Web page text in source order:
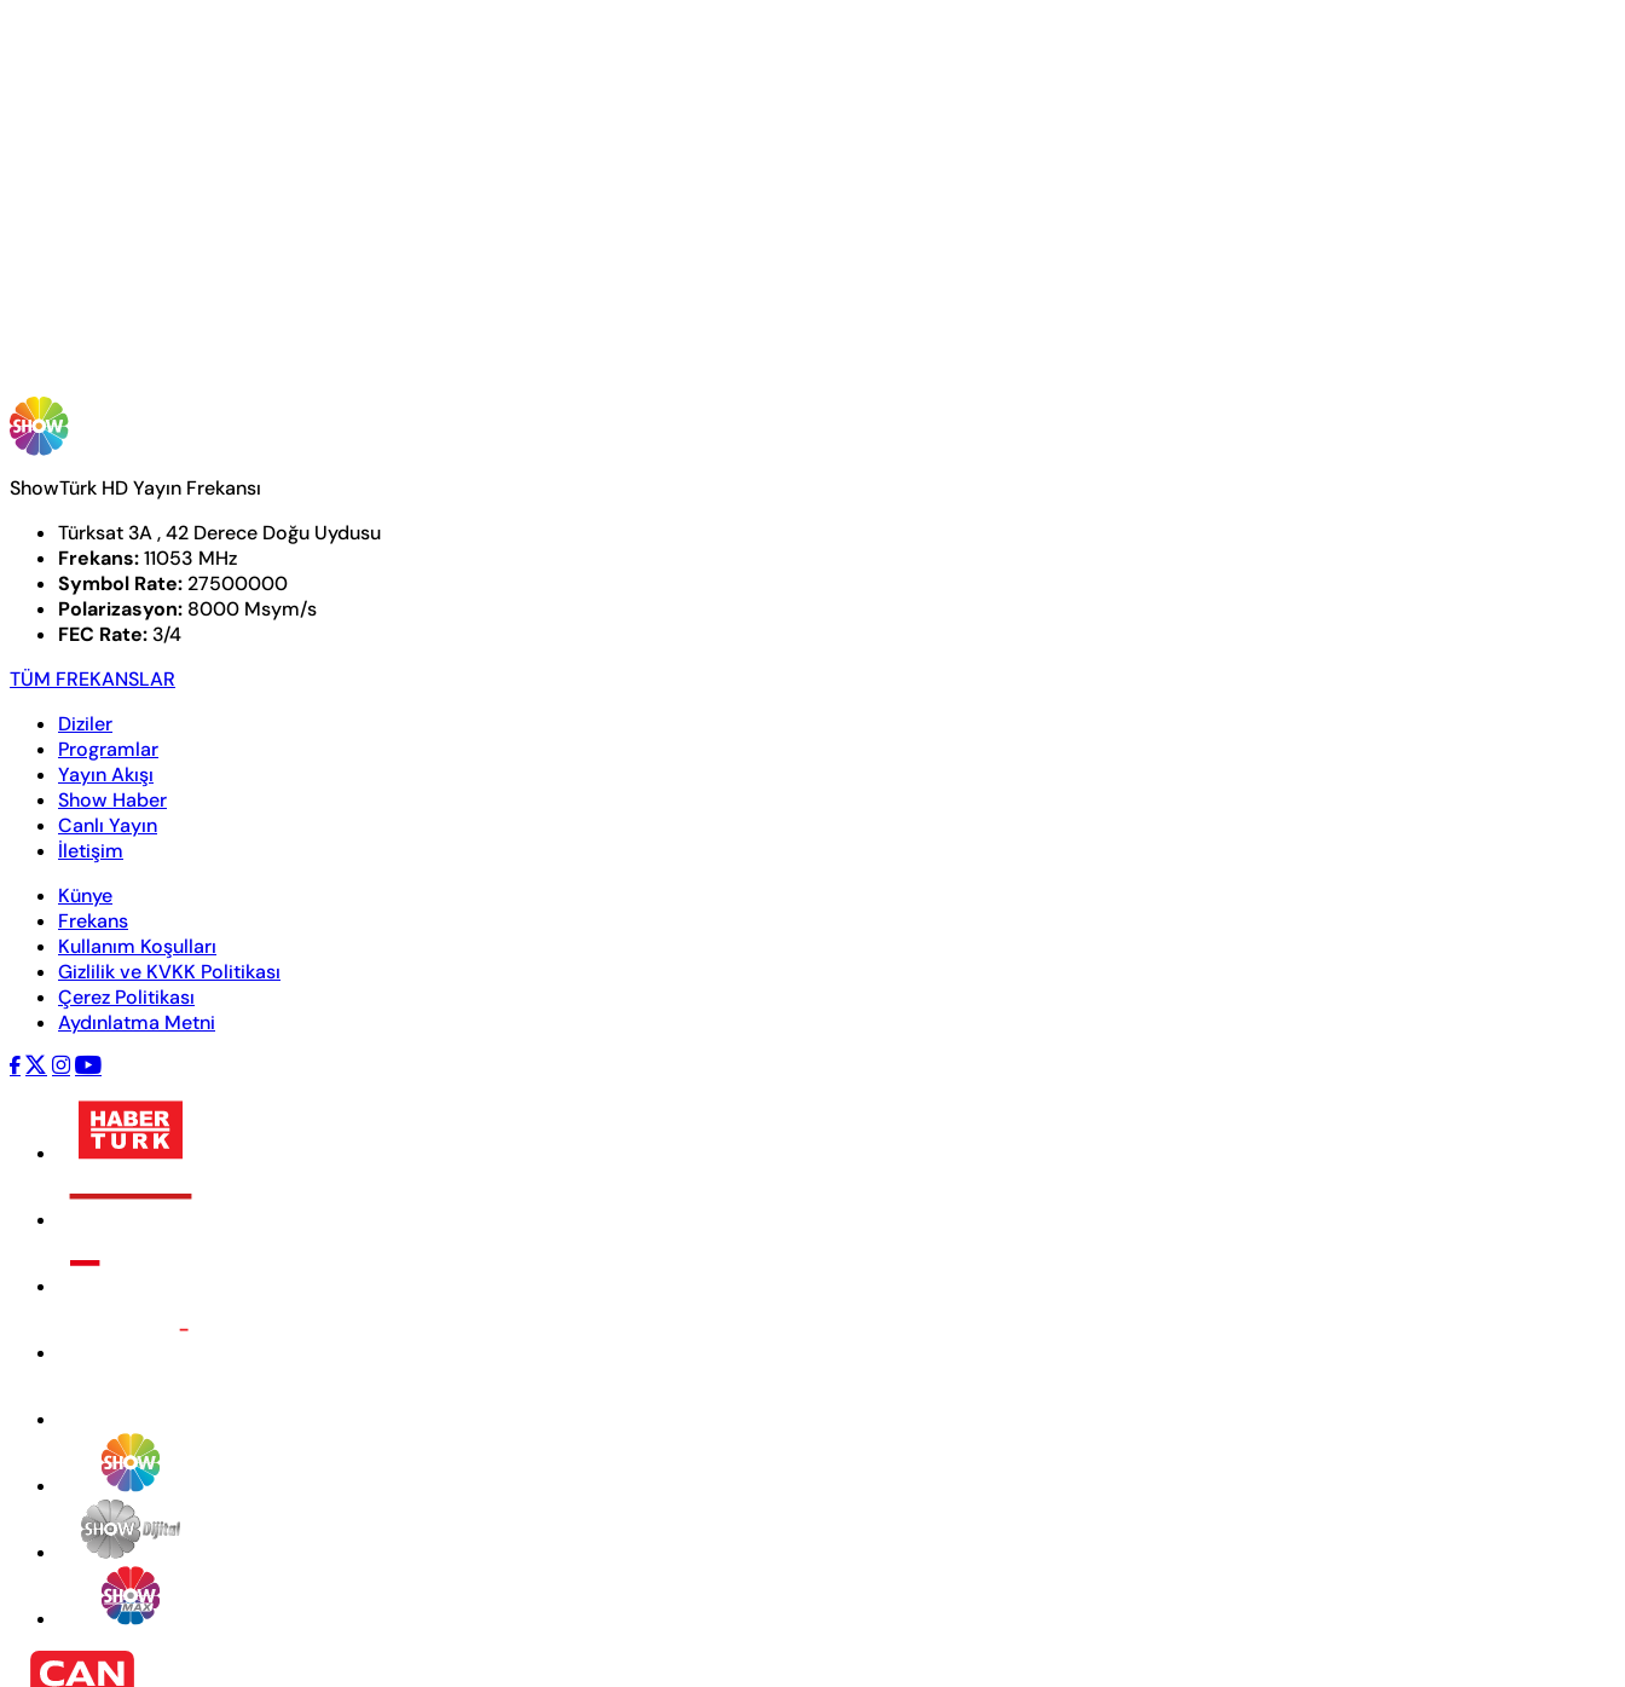
ShowTürk HD Yayın Frekansı
Türksat 3A , 42 Derece Doğu Uydusu
Frekans:11053 MHz
Symbol Rate: 27500000
Polarizasyon: 8000 Msym/s
FEC Rate: 3/4
TÜM FREKANSLAR
Diziler
Programlar
Yayın Akışı
Show Haber
Canlı Yayın
İletişim
Künye
Frekans
Kullanım Koşulları
Gizlilik ve KVKK Politikası
Çerez Politikası
Aydınlatma Metni